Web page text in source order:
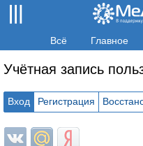
Всё Главное
Учётная запись
Вход Регистрация
Login with ВКонтакте
Login with Mail.ru
Login with Яндекс